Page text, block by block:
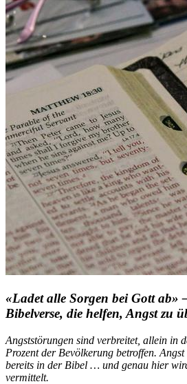
«Ladet alle Sorgen bei Gott ab»
Bibelverse, die helfen, Angst zu
Angststörungen sind verbreitet, allein in
Prozent der Bevölkerung betroffen.
bereits in der Bibel … und genau hier
vermittelt.